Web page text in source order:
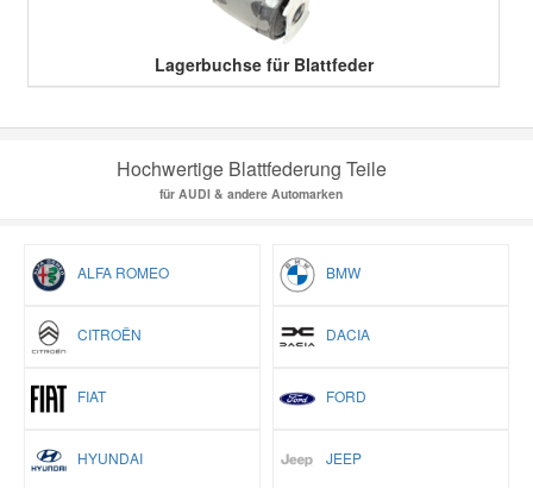
Lagerbuchse für Blattfeder
Hochwertige Blattfederung Teile
für AUDI & andere Automarken
ALFA ROMEO BMW
CITROËN DACIA
FIAT FORD
HYUNDAI JEEP